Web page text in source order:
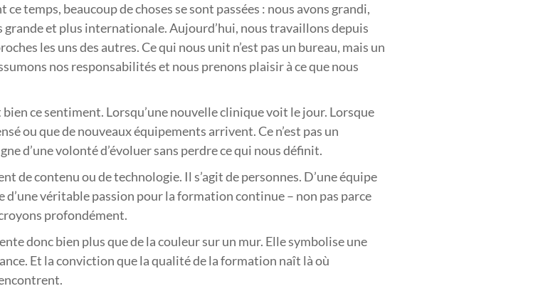
temps, beaucoup de choses se sont passées : nous avons grandi,
et plus internationale. Aujourd’hui, nous travaillons depuis
les uns des autres. Ce qui nous unit n’est pas un bureau, mais un
nos responsabilités et nous prenons plaisir à ce que nous
ce sentiment. Lorsqu’une nouvelle clinique voit le jour. Lorsque
ou que de nouveaux équipements arrivent. Ce n’est pas un
d’une volonté d’évoluer sans perdre ce qui nous définit.
de contenu ou de technologie. Il s’agit de personnes. D’une équipe
véritable passion pour la formation continue – non pas parce
croyons profondément.
donc bien plus que de la couleur sur un mur. Elle symbolise une
Et la conviction que la qualité de la formation naît là où